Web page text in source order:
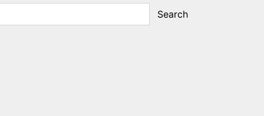
Search